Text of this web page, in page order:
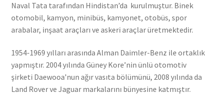
Naval Tata tarafından Hindistan’da kurulmuştur. Binek
otomobil, kamyon, minibüs, kamyonet, otobüs, spor
arabalar, inşaat araçları ve askeri araçlar üretmektedir.
1954-1969 yılları arasında Alman Daimler-Benz ile ortaklık
yapmıştır. 2004 yılında Güney Kore’nin ünlü otomotiv
şirketi Daewooa’nun ağır vasıta bölümünü, 2008 yılında da
Land Rover ve Jaguar markalarını bünyesine katmıştır.